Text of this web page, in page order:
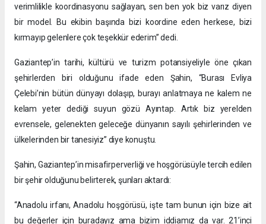
verimlilikle koordinasyonu sağlayan, sen ben yok biz varız diyen
bir model. Bu ekibin başında bizi koordine eden herkese, bizi
kırmayıp gelenlere çok teşekkür ederim” dedi.
Gaziantep’in tarihi, kültürü ve turizm potansiyeliyle öne çıkan
şehirlerden biri olduğunu ifade eden Şahin, “Burası Evliya
Çelebi’nin bütün dünyayı dolaşıp, burayı anlatmaya ne kalem ne
kelam yeter dediği suyun gözü Ayıntap. Artık biz yerelden
evrensele, gelenekten geleceğe dünyanın sayılı şehirlerinden ve
ülkelerinden bir tanesiyiz” diye konuştu.
Şahin, Gaziantep’in misafirperverliği ve hoşgörüsüyle tercih edilen
bir şehir olduğunu belirterek, şunları aktardı:
“Anadolu irfanı, Anadolu hoşgörüsü, işte tam bunun için bize ait
bu değerler için buradayız ama bizim iddiamız da var. 21’inci